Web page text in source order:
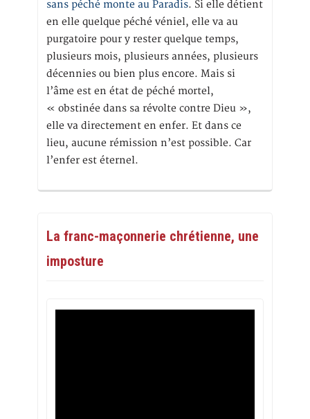
sans péché monte au Paradis. Si elle détient
en elle quelque péché véniel, elle va au
purgatoire pour y rester quelque temps,
plusieurs mois, plusieurs années, plusieurs
décennies ou bien plus encore. Mais si
l’âme est en état de péché mortel,
« obstinée dans sa révolte contre Dieu »,
elle va directement en enfer. Et dans ce
lieu, aucune rémission n’est possible. Car
l’enfer est éternel.
La franc-maçonnerie chrétienne, une
imposture